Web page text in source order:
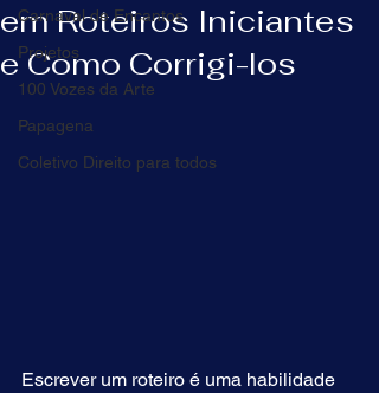
Carnaval de Encantos
Projetos
100 Vozes da Arte
Papagena
Coletivo Direito para todos
em Roteiros Iniciantes
e Como Corrigi-los
Escrever um roteiro é uma habilidade